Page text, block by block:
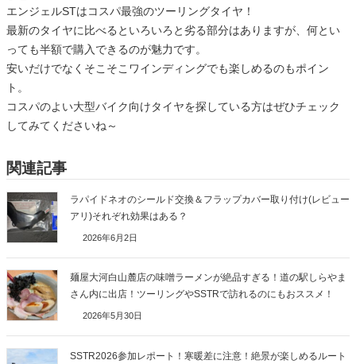
エンジェルSTはコスパ最強のツーリングタイヤ！
最新のタイヤに比べるといろいろと劣る部分はありますが、何とい
っても半額で購入できるのが魅力です。
安いだけでなくそこそこワインディングでも楽しめるのもポイン
ト。
コスパのよい大型バイク向けタイヤを探している方はぜひチェック
してみてくださいね～
関連記事
ラパイドネオのシールド交換＆フラップカバー取り付け(レビュー
アリ)それぞれ効果はある？
2026年6月2日
麺屋大河白山麓店の味噌ラーメンが絶品すぎる！道の駅しらやま
さん内に出店！ツーリングやSSTRで訪れるのにもおススメ！
2026年5月30日
SSTR2026参加レポート！寒暖差に注意！絶景が楽しめるルート